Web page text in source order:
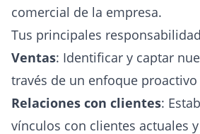
comercial de la empresa.
Tus principales
Ventas: Identificar y captar
través de un enfoque
Relaciones con clientes:
vínculos con clientes actuales